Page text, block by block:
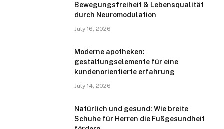
Bewegungsfreiheit & Lebensqualität
durch Neuromodulation
July 16, 2026
Moderne apotheken:
gestaltungselemente für eine
kundenorientierte erfahrung
July 14, 2026
Natürlich und gesund: Wie breite
Schuhe für Herren die Fußgesundheit